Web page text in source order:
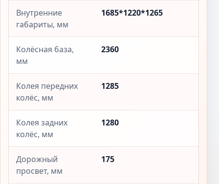
Внутренние
габариты, мм
1685*1220*1265
Колёсная база,
мм
2360
Колея передних
колёс, мм
1285
Колея задних
колёс, мм
1280
Дорожный
просвет, мм
175